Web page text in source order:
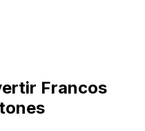
Francos